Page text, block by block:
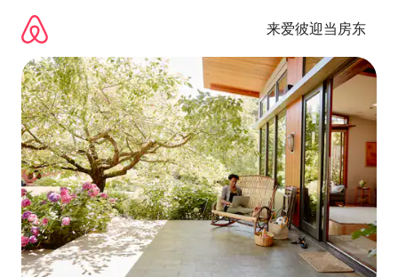
来爱彼迎当房东